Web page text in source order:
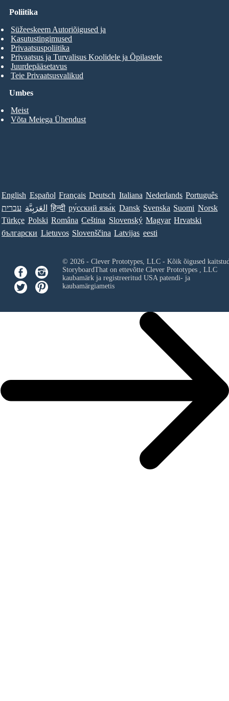
Umbes
Meist
Võta Meiega Ühendust
Poliitika
Süžeeskeem Autoriõigused ja
Kasutustingimused
Privaatsuspoliitika
Privaatsus ja Turvalisus Koolidele ja Õpilastele
Juurdepääsetavus
Teie Privaatsusvalikud
English Español Français Deutsch Italiana Nederlands Português
עברית العَرَبِيَّة हिन्दी ру́сский язы́к Dansk Svenska Suomi Norsk
Türkçe Polski Româna Ceština Slovenský Magyar Hrvatski
български Lietuvos Slovenščina Latvijas eesti
© 2026 - Clever Prototypes, LLC - Kõik õigused
StoryboardThat on ettevõtte Clever Prototypes , LLC
kaubamärk ja registreeritud USA patendi- ja
kaubamärgiametis